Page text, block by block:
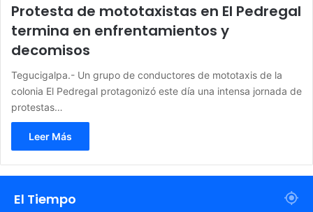
Protesta de mototaxistas en El Pedregal
termina en enfrentamientos y
decomisos
Tegucigalpa.- Un grupo de conductores de mototaxis de la
colonia El Pedregal protagonizó este día una intensa jornada de
protestas…
Leer Más
El Tiempo